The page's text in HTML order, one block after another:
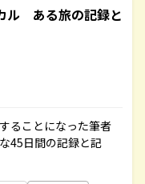
ル ある旅の記録と
ることになった筆者
45日間の記録と記